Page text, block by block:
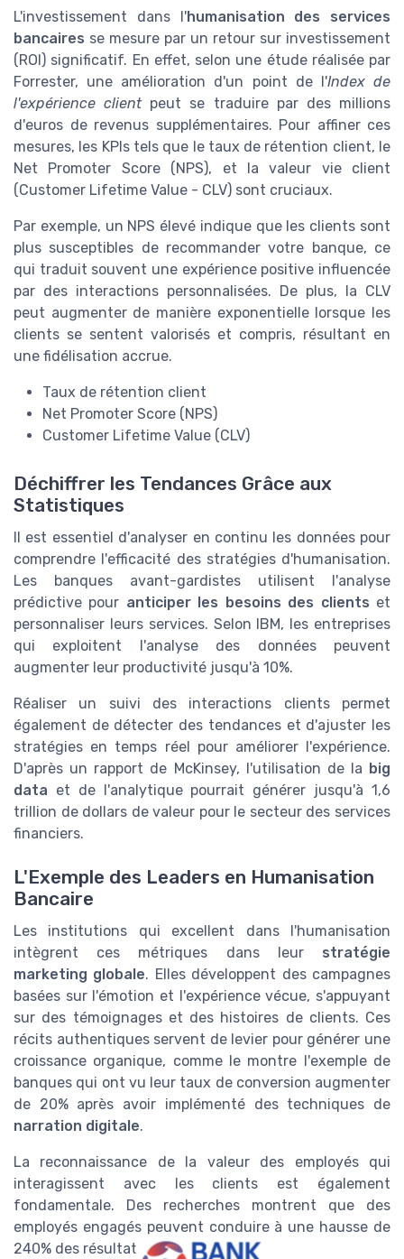
L'investissement dans l'humanisation des services
bancaires se mesure par un retour sur investissement
(ROI) significatif. En effet, selon une étude réalisée par
Forrester, une amélioration d'un point de l'Index de
l'expérience clientpeut se traduire par des millions
d'euros de revenus supplémentaires. Pour affiner ces
mesures, les KPIs tels que le taux de rétention client, le
Net Promoter Score (NPS), et la valeur vie client
(Customer Lifetime Value - CLV) sont cruciaux.
Par exemple, un NPS élevé indique que les clients sont
plus susceptibles de recommander votre banque, ce
qui traduit souvent une expérience positive influencée
par des interactions personnalisées. De plus, la CLV
peut augmenter de manière exponentielle lorsque les
clients se sentent valorisés et compris, résultant en
une fidélisation accrue.
Taux de rétention client
Net Promoter Score (NPS)
Customer Lifetime Value (CLV)
Déchiffrer les Tendances Grâce aux
Statistiques
Il est essentiel d'analyser en continu les données pour
comprendre l'efficacité des stratégies d'humanisation.
Les banques avant-gardistes utilisent l'analyse
prédictive pour anticiper les besoins des clients et
personnaliser leurs services. Selon IBM, les entreprises
qui exploitent l'analyse des données peuvent
augmenter leur productivité jusqu'à 10%.
Réaliser un suivi des interactions clients permet
également de détecter des tendances et d'ajuster les
stratégies en temps réel pour améliorer l'expérience.
D'après un rapport de McKinsey, l'utilisation de la big
data et de l'analytique pourrait générer jusqu'à 1,6
trillion de dollars de valeur pour le secteur des services
financiers.
L'Exemple des Leaders en Humanisation
Bancaire
Les institutions qui excellent dans l'humanisation
intègrent ces métriques dans leur stratégie
marketing globale. Elles développent des campagnes
basées sur l'émotion et l'expérience vécue, s'appuyant
sur des témoignages et des histoires de clients. Ces
récits authentiques servent de levier pour générer une
croissance organique, comme le montre l'exemple de
banques qui ont vu leur taux de conversion augmenter
de 20% après avoir implémenté des techniques de
narration digitale.
La reconnaissance de la valeur des employés qui
interagissent avec les clients est également
fondamentale. Des recherches montrent que des
employés engagés peuvent conduire à une hausse de
240% des résultats d'affaires.